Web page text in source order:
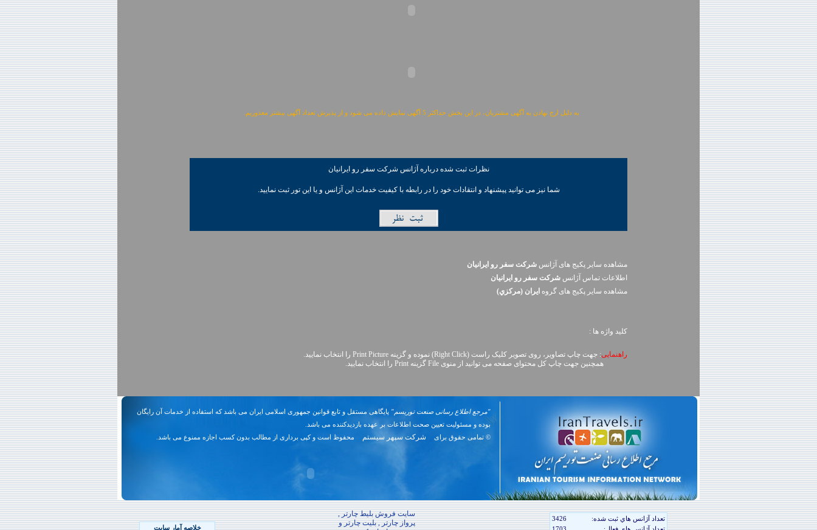
به دلیل ارج نهادن به آگهی مشتریان، در این بخش حداکثر 5 آگهی نمایش داده می شود و از پذیرش تعداد آگهی بیشتر معذوریم.
نظرات ثبت شده درباره آژانس شرکت سفر رو ايرانيان
شما نيز می توانيد پیشنهاد و انتقادات خود را در رابطه با کیفیت خدمات این آژانس و یا این تور ثبت نمایید.
مشاهده سایر پکیج های آژانس شرکت سفر رو ايرانيان
اطلاعات تماس آژانس شرکت سفر رو ايرانيان
مشاهده سایر پکيج های گروه ايران (مرکزي)
کلید واژه ها :
راهنمایی: جهت چاپ تصاویر، روی تصویر کلیک راست (Right Click) نموده و گزینه Print Picture را انتخاب نمایید.
همچنین جهت چاپ کل محتوای صفحه می توانید از منوی File گزینه Print را انتخاب نمایید.
"مرجع اطلاع رسانی صنعت توریسم" پایگاهی مستقل و تابع قوانین جمهوری اسلامی ایران می باشد که استفاده از خدمات آن رایگان
بوده و مسئوليت تعیین صحت اطلاعات بر عهده بازدیدکننده می باشد.
© تمامی حقوق برای
شرکت سپهر سیستم محفوظ است و کپی برداری از مطالب بدون کسب اجازه ممنوع می باشد.
سایت فروش بلیط چارتر ,
پرواز چارتر , بلیت چارتر و
3426
تعداد آژانس هاي ثبت شده: